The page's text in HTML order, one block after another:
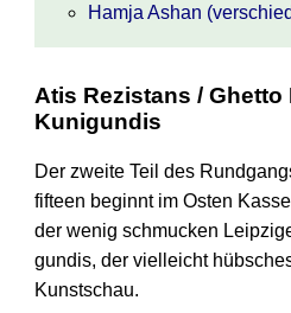
Hamja Ashan
Atis Rezistans / Ghetto
Kunigundis
Der zweite Teil des
fifteen beginnt im Osten
der wenig schmucken
gundis, der vielleicht
Kunst­schau.